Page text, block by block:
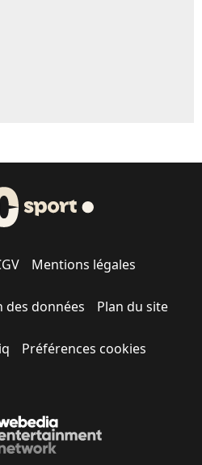
Mentions légales
données Plan du site
Préférences cookies